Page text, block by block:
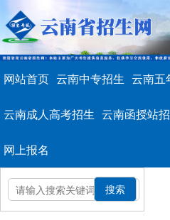
网站首页 云南中专招生 云南五
云南成人高考招生 云南函授站
网上报名